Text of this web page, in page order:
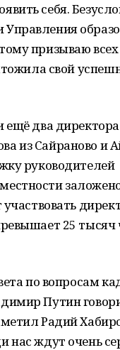
себя.
призываю всех
свой
ещё два
из Сайраново и
руководителей
25 тысяч
по вопросам
Путин
Радий
нас ждут очень